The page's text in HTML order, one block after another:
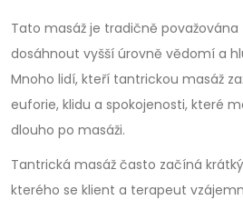
Tato masáž je tradičně považována
dosáhnout vyšší úrovně vědomí a
Mnoho lidí, kteří tantrickou masáž
euforie, klidu a spokojenosti, které
dlouho po masáži.
Tantrická masáž často začíná
kterého se klient a terapeut